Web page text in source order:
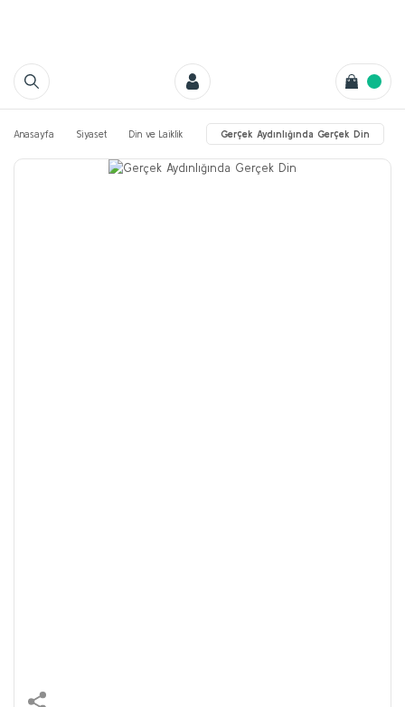
Anasayfa Siyaset Din ve Laiklik Gerçek Aydınlığında Gerçek Din